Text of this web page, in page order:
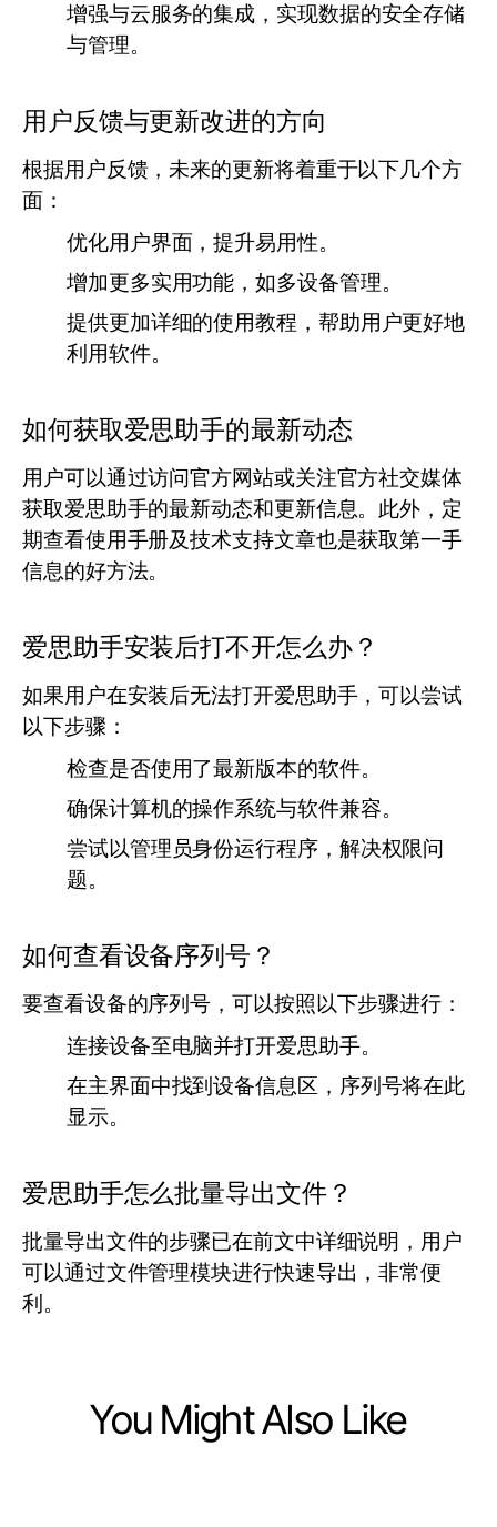
增强与云服务的集成，实现数据的安全存储
与管理。
用户反馈与更新改进的方向
根据用户反馈，未来的更新将着重于以下几个方
面：
优化用户界面，提升易用性。
增加更多实用功能，如多设备管理。
提供更加详细的使用教程，帮助用户更好地
利用软件。
如何获取爱思助手的最新动态
用户可以通过访问官方网站或关注官方社交媒体
获取爱思助手的最新动态和更新信息。此外，定
期查看使用手册及技术支持文章也是获取第一手
信息的好方法。
爱思助手安装后打不开怎么办？
如果用户在安装后无法打开爱思助手，可以尝试
以下步骤：
检查是否使用了最新版本的软件。
确保计算机的操作系统与软件兼容。
尝试以管理员身份运行程序，解决权限问
题。
如何查看设备序列号？
要查看设备的序列号，可以按照以下步骤进行：
连接设备至电脑并打开爱思助手。
在主界面中找到设备信息区，序列号将在此
显示。
爱思助手怎么批量导出文件？
批量导出文件的步骤已在前文中详细说明，用户
可以通过文件管理模块进行快速导出，非常便
利。
You Might Also Like